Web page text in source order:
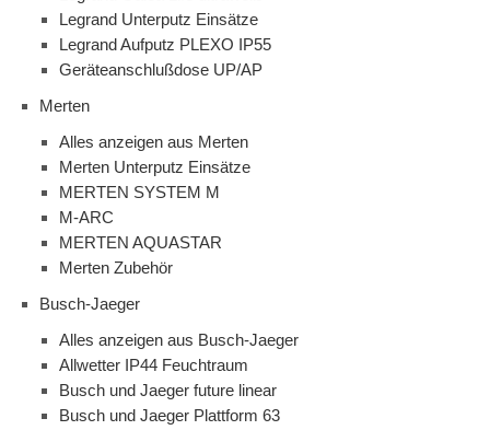
Legrand Unterputz Einsätze
Legrand Aufputz PLEXO IP55
Geräteanschlußdose UP/AP
Merten
Alles anzeigen aus Merten
Merten Unterputz Einsätze
MERTEN SYSTEM M
M-ARC
MERTEN AQUASTAR
Merten Zubehör
Busch-Jaeger
Alles anzeigen aus Busch-Jaeger
Allwetter IP44 Feuchtraum
Busch und Jaeger future linear
Busch und Jaeger Plattform 63